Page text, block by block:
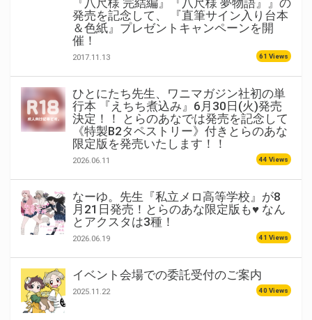
『八尺様 完結編』『八尺様 夢物語』』の
発売を記念して、 『直筆サイン入り台本
＆色紙』プレゼントキャンペーンを開
催！
2017.11.13 61 Views
ひとにたち先生、ワニマガジン社初の単
行本 『えちち煮込み』6月30日(火)発売
決定！！ とらのあなでは発売を記念して
《特製B2タペストリー》付きとらのあな
限定版を発売いたします！！
2026.06.11 44 Views
なーゆ。先生『私立メロ高等学校』が8
月21日発売！とらのあな限定版も♥ なん
とアクスタは3種！
2026.06.19 41 Views
イベント会場での委託受付のご案内
2025.11.22 40 Views